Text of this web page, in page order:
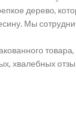
дерево,
Мы
товара,
хвалебных